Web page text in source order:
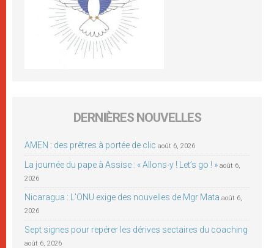
DERNIÈRES NOUVELLES
AMEN : des prêtres à portée de clic août 6, 2026
La journée du pape à Assise : « Allons-y ! Let’s go ! » août 6,
2026
Nicaragua : L’ONU exige des nouvelles de Mgr Mata août 6,
2026
Sept signes pour repérer les dérives sectaires du coaching
août 6, 2026